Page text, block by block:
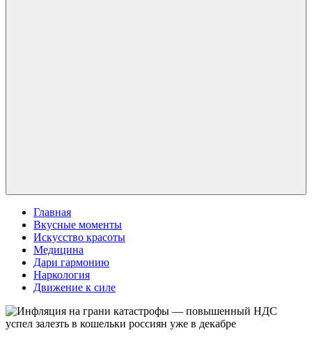
Главная
Вкусные моменты
Искусство красоты
Медицина
Дари гармонию
Наркология
Движение к силе